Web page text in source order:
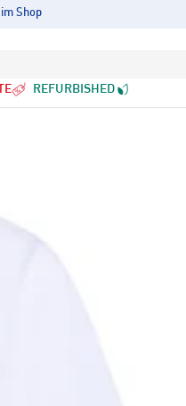
Shop
REFURBISHED